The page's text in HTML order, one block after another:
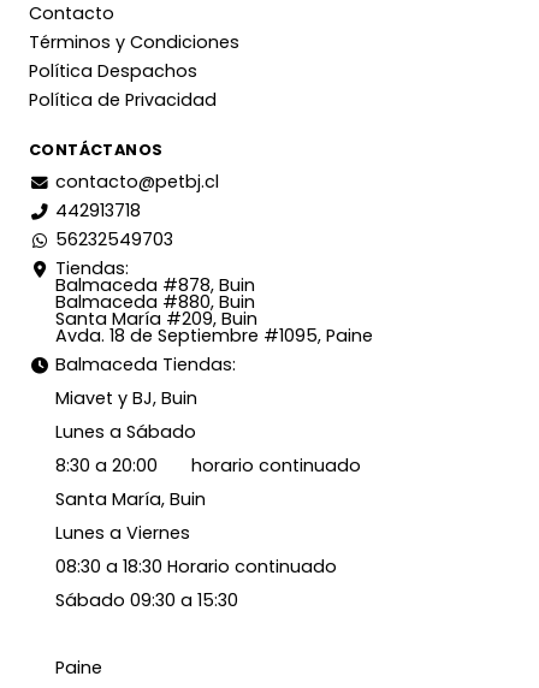
Contacto
Términos y Condiciones
Política Despachos
Política de Privacidad
CONTÁCTANOS
contacto@petbj.cl
442913718
56232549703
Tiendas:
Balmaceda #878, Buin
Balmaceda #880, Buin
Santa María #209, Buin
Avda. 18 de Septiembre #1095, Paine
Balmaceda Tiendas:
Miavet y BJ, Buin
Lunes a Sábado
8:30 a 20:00 horario continuado
Santa María, Buin
Lunes a Viernes
08:30 a 18:30 Horario continuado
Sábado 09:30 a 15:30
Paine